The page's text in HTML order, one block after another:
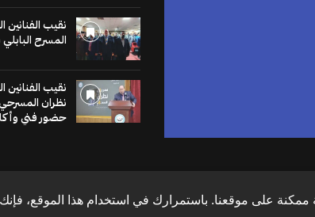
نقيب الفنانين
المسرح
نقيب الفنانين
نظران
حضور فني
على موقعنا. باستمرارك في استخدام هذا الموقع،